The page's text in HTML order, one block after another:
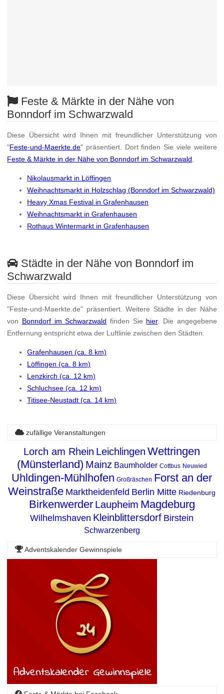
Feste & Märkte in der Nähe von
Bonndorf im Schwarzwald
Diese Übersicht wird Ihnen mit freundlicher Unterstützung von
"Feste-und-Maerkte.de" präsentiert. Dort finden Sie viele weitere
Feste & Märkte in der Nähe von Bonndorf im Schwarzwald
Nikolausmarkt in Löffingen
Weihnachtsmarkt in Holzschlag (Bonndorf im Schwarzwald)
Heavy Xmas Festival in Grafenhausen
Weihnachtsmarkt in Grafenhausen
Rothaus Wintermarkt in Grafenhausen
Städte in der Nähe von Bonndorf im
Schwarzwald
Diese Übersicht wird Ihnen mit freundlicher Unterstützung von
"Feste-und-Maerkte.de" präsentiert. Weitere Städte in der Nähe
von Bonndorf im Schwarzwald finden Sie hier. Die angegebene
Entfernung entspricht etwa der Luftlinie zwischen den Städten.
Grafenhausen (ca. 8 km)
Löffingen (ca. 8 km)
Lenzkirch (ca. 12 km)
Schluchsee (ca. 12 km)
Titisee-Neustadt (ca. 14 km)
zufällige Veranstaltungen
Lorch am Rhein Leichlingen Wettringen
(Münsterland) Mainz Baumholder Cottbus Neuwied
Uhldingen-Mühlhofen Großräschen Forst an der
Weinstraße Marktheidenfeld Berlin Mitte Riedenburg
Birkenwerder Laupheim Magdeburg
Wilhelmshaven Kleinblittersdorf Birstein
Schwarzenberg
Adventskalender Gewinnspiele